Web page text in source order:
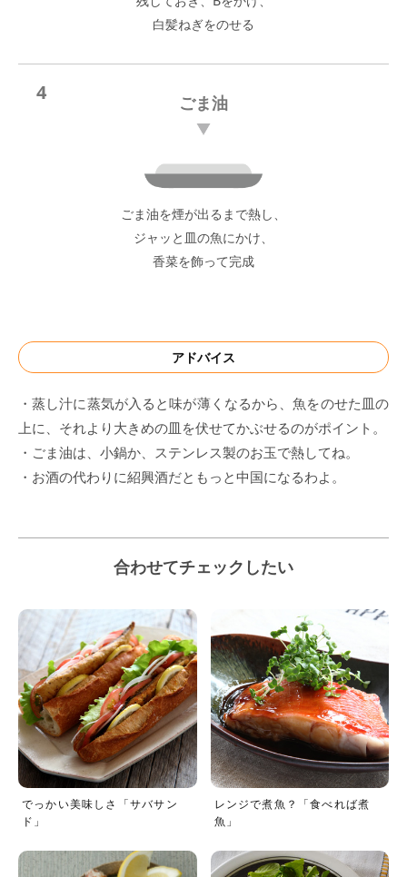
白髪ねぎをのせる
4 ごま油
ごま油を煙が出るまで熱し、
ジャッと皿の魚にかけ、
香菜を飾って完成
アドバイス
・蒸し汁に蒸気が入ると味が薄くなるから、魚をのせた皿の
上に、それより大きめの皿を伏せてかぶせるのがポイント。
・ごま油は、小鍋か、ステンレス製のお玉で熱してね。
・お酒の代わりに紹興酒だともっと中国になるわよ。
合わせてチェックしたい
でっかい美味しさ「サバサン
ド」
レンジで煮魚？「食べれば煮
魚」